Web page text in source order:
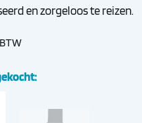
en zorgeloos te reizen.